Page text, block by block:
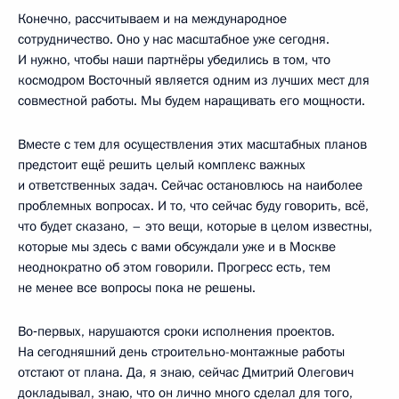
Конечно, рассчитываем и на международное
сотрудничество. Оно у нас масштабное уже сегодня.
И нужно, чтобы наши партнёры убедились в том, что
космодром Восточный является одним из лучших мест для
совместной работы. Мы будем наращивать его мощности.
Вместе с тем для осуществления этих масштабных планов
предстоит ещё решить целый комплекс важных
и ответственных задач. Сейчас остановлюсь на наиболее
проблемных вопросах. И то, что сейчас буду говорить, всё,
что будет сказано, – это вещи, которые в целом известны,
которые мы здесь с вами обсуждали уже и в Москве
неоднократно об этом говорили. Прогресс есть, тем
не менее все вопросы пока не решены.
Во‑первых, нарушаются сроки исполнения проектов.
На сегодняшний день строительно-монтажные работы
отстают от плана. Да, я знаю, сейчас Дмитрий Олегович
докладывал, знаю, что он лично много сделал для того,